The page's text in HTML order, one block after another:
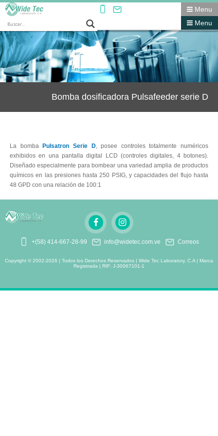
Menu
Menu
Bomba dosificadora Pulsafeeder serie D
La bomba Pulsatron Serie D, posee controles totalmente numéricos
exhibidos en una pantalla digital LCD (controles digitales, 4 botones).
Diseñado especialmente para bombear una variedad amplia de productos
químicos en las presiones hasta 250 PSIG, y capacidades del flujo hasta
48 GPD con una relación de 100:1
+(58) 414-667-28-99 info@widetec.com.ve Correos
Copyright © 2002-2026 | Todos los Derechos Reservados | Wide Tec Laboratory, C.A | Marca
Registrada | RIF: J-30067101-1